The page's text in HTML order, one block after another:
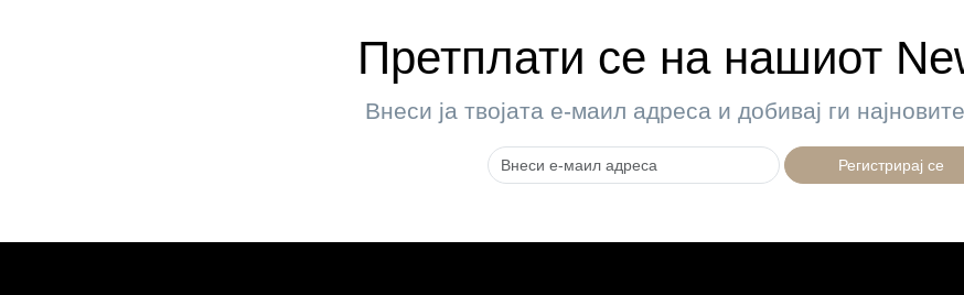
Претплати се на нашиот
Внеси ја твојата е-маил адреса и добивај ги
Регистрирај се